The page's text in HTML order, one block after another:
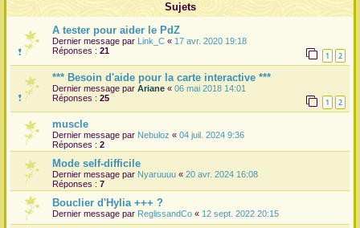
r
Sujets
A tester pour aider le PdZ
Dernier message par Link_C « 17 avr. 2020 19:18
Réponses : 21 1 2
*** Besoin d'aide pour la carte interactive ***
Dernier message par Ariane « 06 mai 2018 14:01
Réponses : 25 1 2
muscle
Dernier message par Nebuloz « 04 juil. 2024 9:36
Réponses : 2
Mode self-difficile
Dernier message par Nyaruuuu « 20 avr. 2024 16:08
Réponses : 7
Bouclier d'Hylia +++ ?
Dernier message par ReglissandCo « 12 sept. 2022 20:15